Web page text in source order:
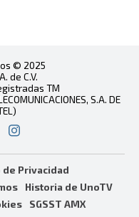
© 2025
de C.V.
TM
S.A. DE
de Privacidad
Historia de UnoTV
SGSST AMX